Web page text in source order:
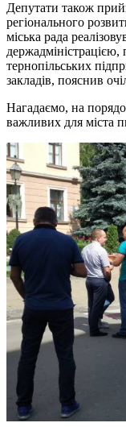
Депутати також
регіонального
міська рада
держадміністрацією,
тернопільських
закладів, пояснив
Нагадаємо, на
важливих для міста